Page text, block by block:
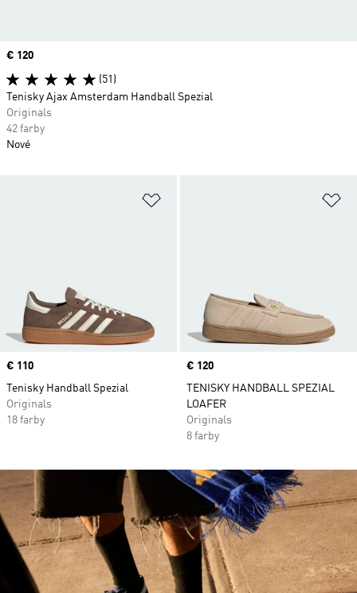
Pridať do zoznamu želaných
Price
€ 110
Tenisky Handball Spezial
Originals
18 farby
Price
€ 120
TENISKY HANDBALL SPEZIAL
LOAFER
Originals
8 farby
Price
€ 120
(51)
Tenisky Ajax Amsterdam Handball Spezial
Originals
42 farby
Nové